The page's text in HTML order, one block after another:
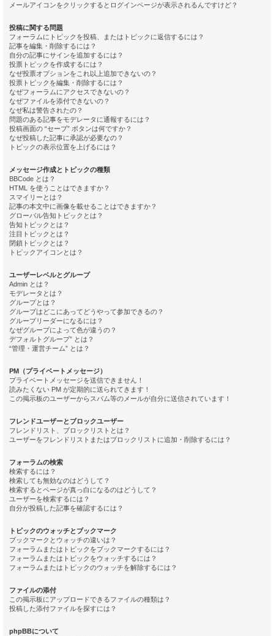
メールアイコンをクリックするとログインページが表示されるんですけど？
投稿に関する問題
フォーラムにトピックを投稿、またはトピックに返信するには？
記事を編集・削除するには？
自分の記事にサインを追加するには？
投票トピックを作成するには？
なぜ投票オプションをこれ以上追加できないの？
投票トピックを編集・削除するには？
なぜフォーラムにアクセスできないの？
なぜファイルを添付できないの？
なぜ私は警告されたの？
問題のある記事をモデレータに通報するには？
投稿画面の “セーブ” ボタンは何ですか？
なぜ投稿した記事に承認が必要なの？
トピックの表示位置を上げるには？
メッセージ作成とトピックの種類
BBCode とは？
HTML を使うことはできますか？
スマイリーとは？
記事の本文中に画像を載せることはできますか？
グローバル告知トピックとは？
告知トピックとは？
注目トピックとは？
閉鎖トピックとは？
トピックアイコンとは？
ユーザーレベルとグループ
Admin とは？
モデレータとは？
グループとは？
グループはどこにあってどうやって参加できるの？
グループリーダーになるには？
なぜグループによって色が違うの？
デフォルトグループ” とは？
“管理・運営チーム” とは？
PM（プライベートメッセージ）
プライベートメッセージを送信できません！
読みたくない PM が定期的に送られてきます！
この掲示板のユーザーからスパム等のメールが自分に送信されています！
フレンドユーザーとブロックユーザー
フレンドリスト、ブロックリストとは？
ユーザーをフレンドリストまたはブロックリストに追加・削除するには？
フォーラムの検索
検索するには？
検索しても無効なのはどうして？
検索するとページが真っ白になるのはどうして？
ユーザーを検索するには？
自分が投稿した記事を確認するには？
トピックのウォッチとブックマーク
ブックマークとウォッチの違いは？
フォーラムまたはトピックをブックマークするには？
フォーラムまたはトピックをウォッチするには？
フォーラムまたはトピックのウォッチを解除するには？
ファイルの添付
この掲示板にアップロードできるファイルの種類は？
投稿した添付ファイルを探すには？
phpBBについて